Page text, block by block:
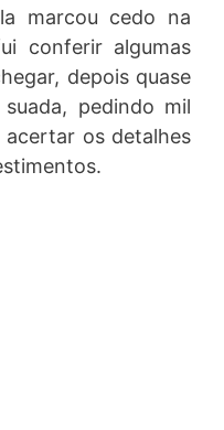
marcou cedo na
conferir algumas
depois quase
pedindo mil
acertar os detalhes